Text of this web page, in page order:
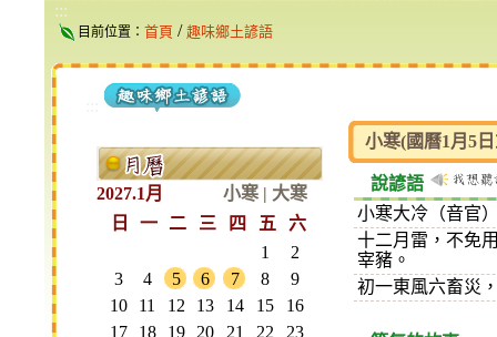
:::
目前位置： 首頁 / 趣味鄉土諺語
2027.1月 小寒 | 大寒
日
一 二 三 四 五
六
1
2
3
4 5 6 7 8
9
10
11 12 13 14 15
16
17
18 19 20 21 22
23
小寒(國曆1月5
說諺語
小寒大冷（音官
十二月雷，不免
宰豬。
初一東風六畜災